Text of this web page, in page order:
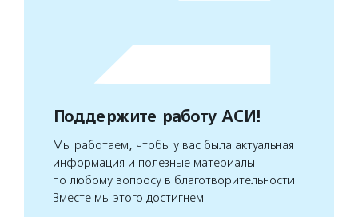
Поддержите работу АСИ!
Мы работаем, чтобы у вас была актуальная
информация и полезные материалы
по любому вопросу в благотворительности.
Вместе мы этого достигнем